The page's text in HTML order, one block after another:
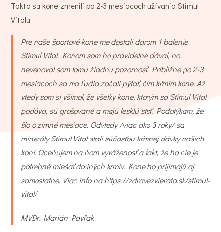
Takto sa kone zmenili po 2-3 mesiacoch užívania Stimul
Vitalu
Pre naše športové kone me dostali darom 1 balenie
Stimul Vital. Koňom som ho pravidelne dával, no
nevenoval som tomu žiadnu pozornosť. Približne po 2-3
mesiacoch sa ma ľudia začali pýtať, čím kŕmim kone. Až
vtedy som si všimol, že všetky kone, ktorým sa Stimul Vital
podáva, sú grošované a majú lesklú stsť. Podotýkam, že
šlo o zimné mesiace. Odvtedy /viac ako 3 roky/ sa
minerály Stimul Vital stali súčasťou kŕmnej dávky našich
koní. Oceňujem na ňom vyváženosť a fakt, že ho nie je
potrebné miešať do iných krmív. Kone ho prijímajú aj
samostatne. Viac info na https://zdravezvierata.sk/stimul-
vital/
MVDr. Marián Pavľak